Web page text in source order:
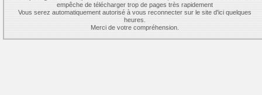
empêche de télécharger trop de pages très rapidement
Vous serez automatiquement autorisé à vous reconnecter sur le site d'ici quelques
heures.
Merci de votre compréhension.